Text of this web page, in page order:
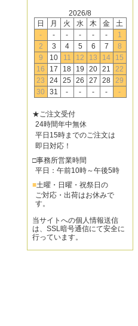
2026/8
日
月 火 水 木 金
土
-
- - - - -
1
2
3 4 5 6 7
8
9
10 11 12 13 14
15
16
17 18 19 20 21
22
23
24 25 26 27 28 29
30
31 - - - - -
★ご注文受付
24時間年中無休
平日15時までのご注文は
即日対応！
□事務所営業時間
平日：午前10時～午後5時
■土曜・日曜・祝祭日の
ご対応・出荷はお休みで
す。
当サイトへの個人情報送信
は、SSL暗号通信にて安全に
行っています。